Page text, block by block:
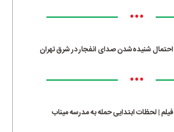
•••
احتمال شنیده‌شدن صدای انفجار در شرق تهران
•••
فیلم | لحظات ابتدایی حمله به مدرسه میناب